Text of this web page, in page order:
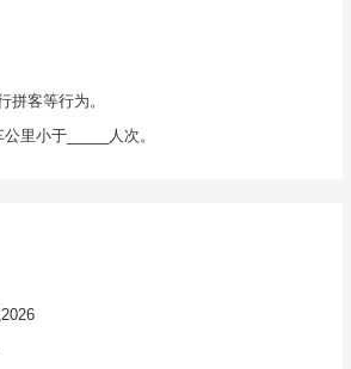
客等行为。
里小于_____人次。